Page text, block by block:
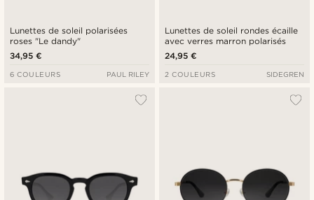
Lunettes de soleil polarisées
roses "Le dandy"
34,95 €
6 COULEURS PAUL RILEY
Lunettes de soleil rondes écaille
avec verres marron polarisés
24,95 €
2 COULEURS SIDEGREN